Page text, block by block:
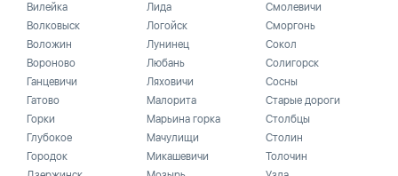
Вилейка
Волковыск
Воложин
Вороново
Ганцевичи
Гатово
Горки
Глубокое
Городок
Лида
Логойск
Лунинец
Любань
Ляховичи
Малорита
Марьина горка
Мачулищи
Микашевичи
Смолевичи
Сморгонь
Сокол
Солигорск
Сосны
Старые дороги
Столбцы
Столин
Толочин